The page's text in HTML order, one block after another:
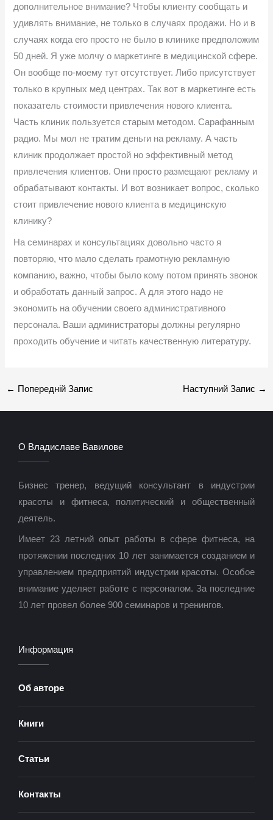
дополнительное внимание? Чтобы клиенту сообщать и
удивлять внимание, не только в случаях продажи. Но и в
случаях когда его просто не было в клинике предположим
50 дней. Я уже молчу о маркетинге в медицинской сфере.
Он вообще по-моему тут отсутствует. Либо присутствует
только в крупных мед центрах. Так вот в маркетинге есть
показатель стоимости привлечения нового клиента.
Часть клиник пользуется старым методом. Сарафанным
радио. Мы мол не тратим деньги на рекламу. А часть
клиник продолжает простой но эффективный метод
привлечения клиентов. Они просто размещают рекламу и
обрабатывают контакты. И вот возникает вопрос, сколько
стоит привлечение нового клиента в медицинскую
клинику?
На семинарах и консультациях довольно часто я
повторяю, что мало сделать грамотную рекламную
компанию, важно, чтобы было кому потом принять звонок
и обработать данный запрос. А для этого надо не
экономить на обучении своего административного
персонала. Ваши администраторы должны регулярно
проходить обучение и читать качественную литературу.
← Попередній Запис Наступний Запис →
О Владиславе Вавилове
Бизнес тренер, ведущий консультант в индустрии
красоты и фитнеса, политический и общественный
деятель.
Имеет 23 летний опыт работы в сфере фитнеса, на
протяжении последних 10 лет занимается созданием и
управлением предприятий индустрии красоты. Особое
внимание уделяет работе с персоналом. За последние
10 лет провел более 900 семинаров и тренингов.
Информация
Об авторе
Книги
Статьи
Контакты